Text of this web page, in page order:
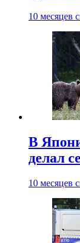
10 месяцев
В
делал
10 месяцев